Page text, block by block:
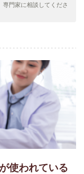
門家に相談してくださ
使われている